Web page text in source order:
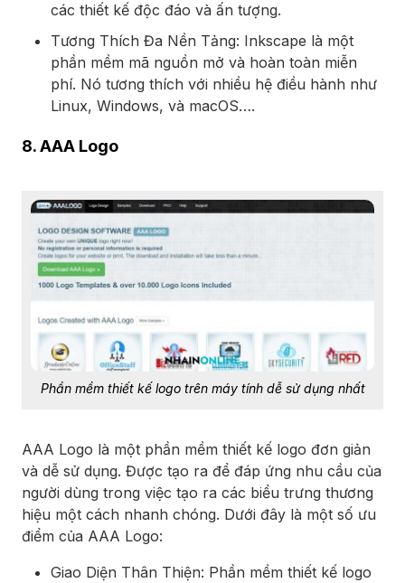
các thiết kế độc đáo và ấn tượng.
Tương Thích Đa Nền Tảng: Inkscape là một
phần mềm mã nguồn mở và hoàn toàn miễn
phí. Nó tương thích với nhiều hệ điều hành như
Linux, Windows, và macOS….
8. AAA Logo
Phần mềm thiết kế logo trên máy tính dễ sử dụng nhất
AAA Logo là một phần mềm thiết kế logo đơn giản
và dễ sử dụng. Được tạo ra để đáp ứng nhu cầu của
người dùng trong việc tạo ra các biểu trưng thương
hiệu một cách nhanh chóng. Dưới đây là một số ưu
điểm của AAA Logo:
Giao Diện Thân Thiện: Phần mềm thiết kế logo